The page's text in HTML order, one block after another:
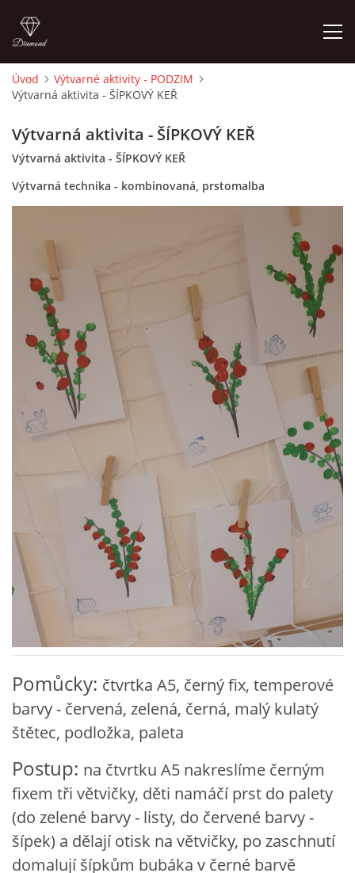
ÚVOD
O MĚ
FOTOALBUM
DĚJINY VÝTVARNÉHO UMĚNÍ
NOVINKY ZE ŠKOLSTVÍ 2025
ROČNÍ PLÁN - INSPIRACE /DLE NOVÉHO RVP PV 2025
VZDĚLÁVACÍ BLOK ZÁŘÍ
VZDĚLÁVACÍ BLOK ŘÍJEN
VZDĚLÁVACÍ BLOK LISTOPAD
VZDĚLÁVACÍ BLOK PROSINEC
VZDĚLÁVACÍ BLOK LEDEN
VZDĚLÁVACÍ BLOK ÚNOR
VZDĚLÁVACÍ BLOK BŘEZEN
VZDĚLÁVACÍ BLOK DUBEN
VÝTVARNÉ TECHNIKY
VÝTVARNÉ POMŮCKY
VÝTVARNÉ AKTIVITY - JARO
Úvod
Výtvarné aktivity - PODZIM
Výtvarná aktivita - ŠÍPKOVÝ KEŘ
Výtvarná aktivita - ŠÍPKOVÝ KEŘ
Výtvarná aktivita - ŠÍPKOVÝ KEŘ
Výtvarná technika - kombinovaná, prstomalba
Pomůcky: čtvrtka A5, černý fix, temperové
barvy - červená, zelená, černá, malý kulatý
štětec, podložka, paleta
Postup: na čtvrtku A5 nakreslíme černým
fixem tři větvičky, děti namáčí prst do palety
(do zelené barvy - listy, do červené barvy -
šípek) a dělají otisk na větvičky, po zaschnutí
domalují šípkům bubáka v černé barvě